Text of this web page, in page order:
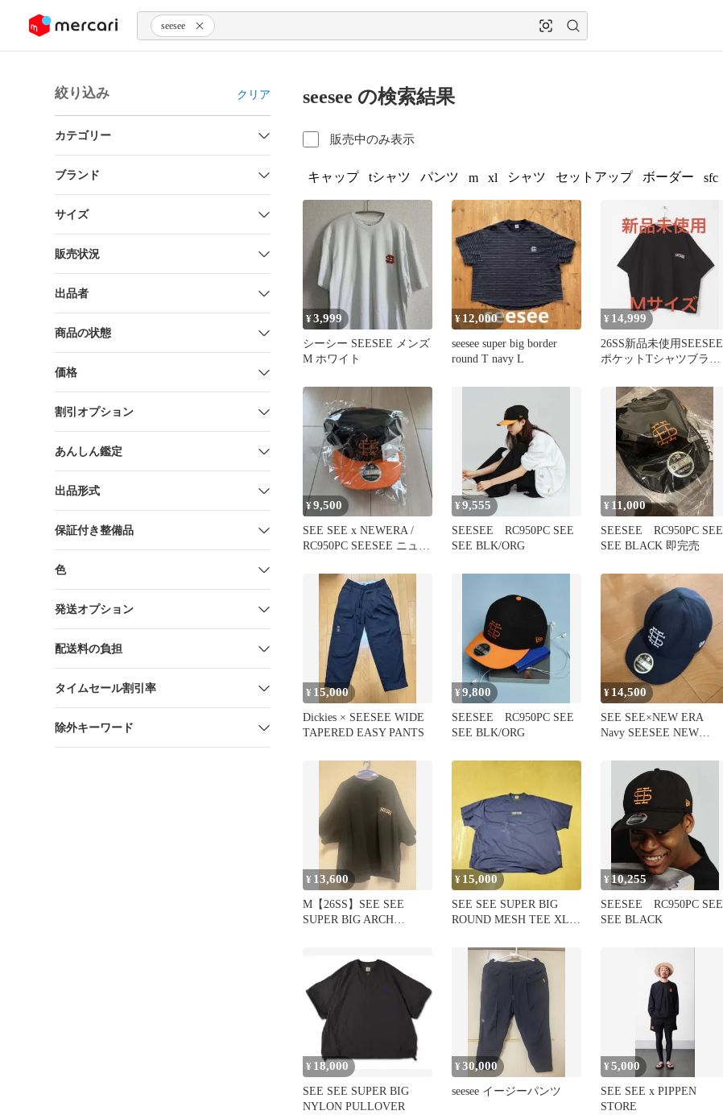
ツにスキップ seesee
絞り込み クリア
カテゴリー
ブランド
サイズ
販売状況
出品者
商品の状態
価格
割引オプション
あんしん鑑定
出品形式
保証付き整備品
色
発送オプション
配送料の負担
タイムセール割引率
除外キーワード
seesee の検索結果
販売中のみ表示
キャップ tシャツ パンツ m xl シャツ セットアップ ボーダー sfc
¥3,999
シーシー SEESEE メンズ
M ホワイト
¥ 12,000
seesee super big border
round T navy L
¥ 14,999
26SS新品未使用SEESEE
ポケットTシャツブラッ
¥9,500
SEE SEE x NEWERA /
RC950PC SEESEE ニュー
¥9,555
SEESEE RC950PC SEE
SEE BLK/ORG
¥ 11,000
SEESEE RC950PC SEE
SEE BLACK 即完売
¥ 15,000
Dickies × SEESEE WIDE
TAPERED EASY PANTS
¥9,800
SEESEE RC950PC SEE
SEE BLK/ORG
¥ 14,500
SEE SEE×NEW ERA
Navy SEESEE NEW
¥ 13,600
M【26SS】SEE SEE
SUPER BIG ARCH
¥ 15,000
SEE SEE SUPER BIG
ROUND MESH TEE XL
¥10,255
SEESEE RC950PC SEE
SEE BLACK
¥ 18,000
SEE SEE SUPER BIG
NYLON PULLOVER
¥30,000
seesee イージーパンツ
¥5,000
SEE SEE x PIPPEN
STORE